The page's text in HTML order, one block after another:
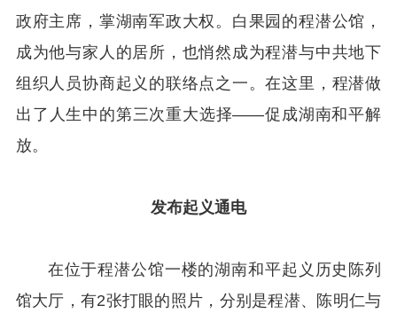
政府主席，掌湖南军政大权。白果园的程潜公馆，
成为他与家人的居所，也悄然成为程潜与中共地下
组织人员协商起义的联络点之一。在这里，程潜做
出了人生中的第三次重大选择——促成湖南和平解
放。
发布起义通电
在位于程潜公馆一楼的湖南和平起义历史陈列
馆大厅，有2张打眼的照片，分别是程潜、陈明仁与